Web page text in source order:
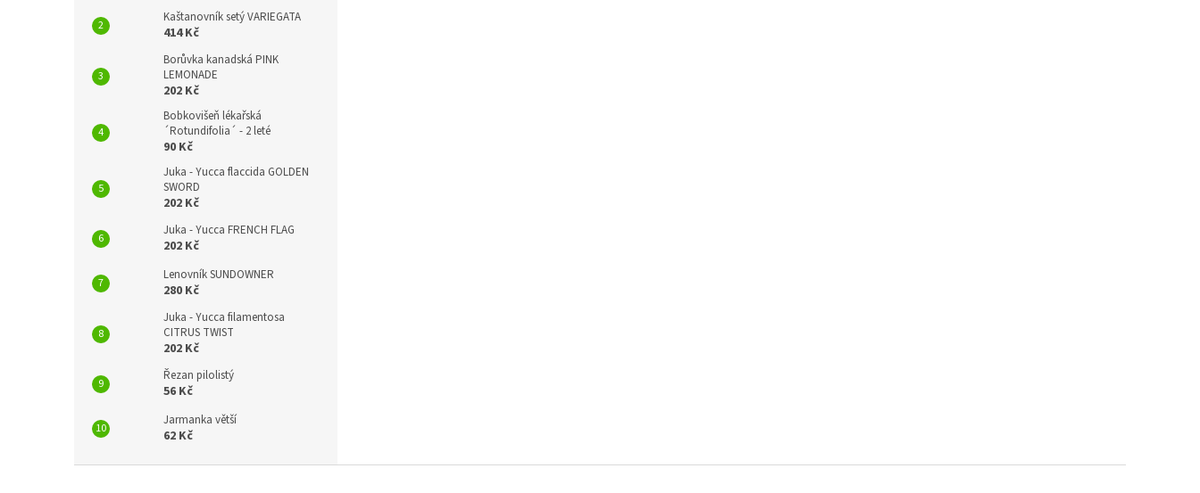
Kaštanovník setý VARIEGATA
414 Kč
Borůvka kanadská PINK
LEMONADE
202 Kč
Bobkovišeň lékařská
´Rotundifolia´ - 2 leté
90 Kč
Juka - Yucca flaccida GOLDEN
SWORD
202 Kč
Juka - Yucca FRENCH FLAG
202 Kč
Lenovník SUNDOWNER
280 Kč
Juka - Yucca filamentosa
CITRUS TWIST
202 Kč
Řezan pilolistý
56 Kč
Jarmanka větší
62 Kč